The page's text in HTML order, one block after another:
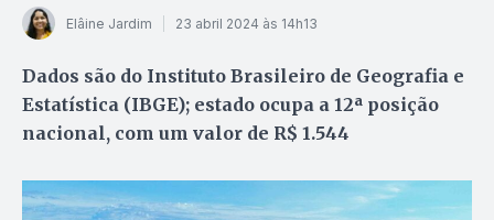
Elâine Jardim 23 abril 2024 às 14h13
Dados são do Instituto Brasileiro de Geografia e
Estatística (IBGE); estado ocupa a 12ª posição
nacional, com um valor de R$ 1.544